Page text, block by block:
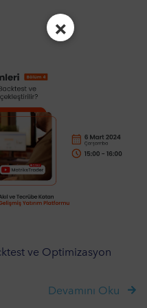
×
ve Optimizasyon
Devamını Oku